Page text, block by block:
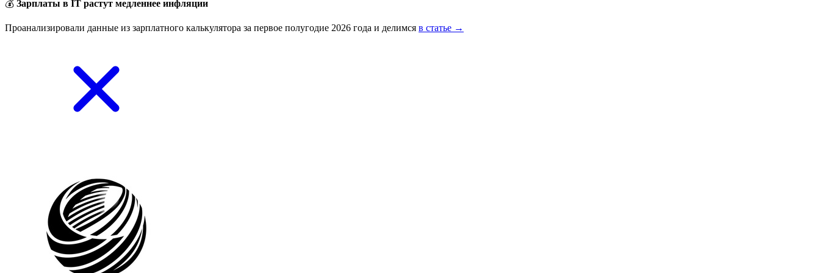
💰 Зарплаты в IT растут медленнее инфляции
Проанализировали данные из зарплатного калькулятора за первое полугодие 2026 года и делимся в статье →